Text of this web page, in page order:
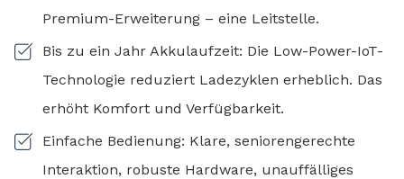
Premium-Erweiterung – eine Leitstelle.
Bis zu ein Jahr Akkulaufzeit: Die Low-Power-IoT-
Technologie reduziert Ladezyklen erheblich. Das
erhöht Komfort und Verfügbarkeit.
Einfache Bedienung: Klare, seniorengerechte
Interaktion, robuste Hardware, unauffälliges